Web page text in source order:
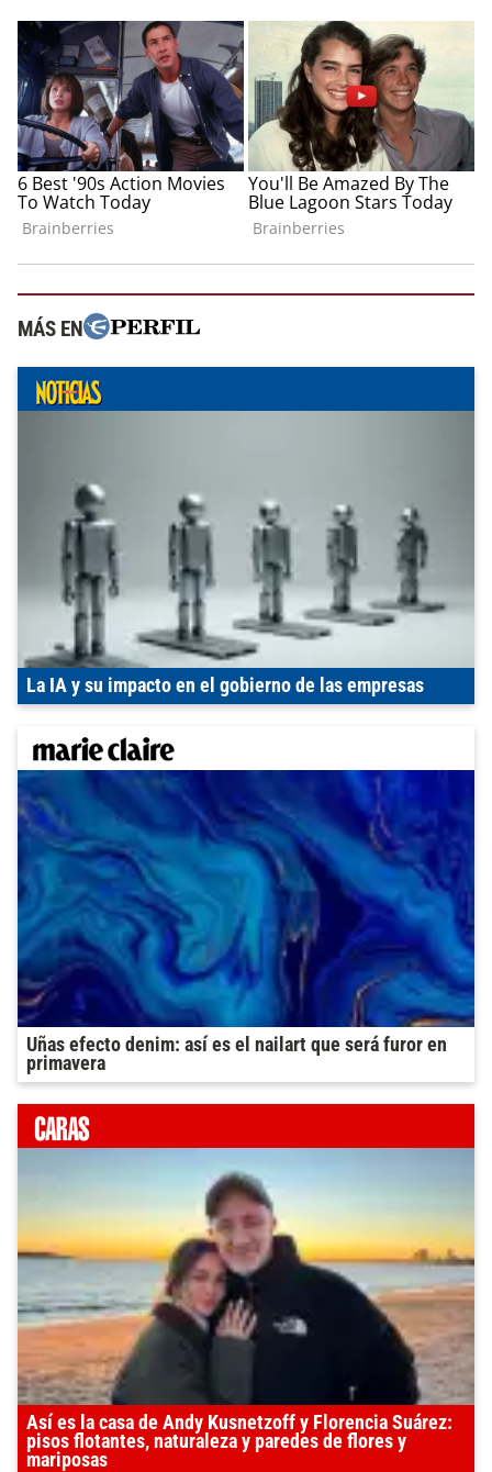
MÁS EN
La IA y su impacto en el gobierno de las empresas
Uñas efecto denim: así es el nailart que será furor en
primavera
Así es la casa de Andy Kusnetzoff y Florencia Suárez:
pisos flotantes, naturaleza y paredes de flores y
mariposas